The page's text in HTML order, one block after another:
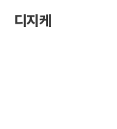
디지케